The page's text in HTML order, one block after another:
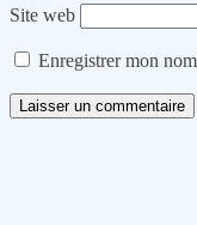
Site web
Enregistrer mon